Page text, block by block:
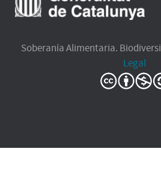
Soberanía Alimentaria.
Legal